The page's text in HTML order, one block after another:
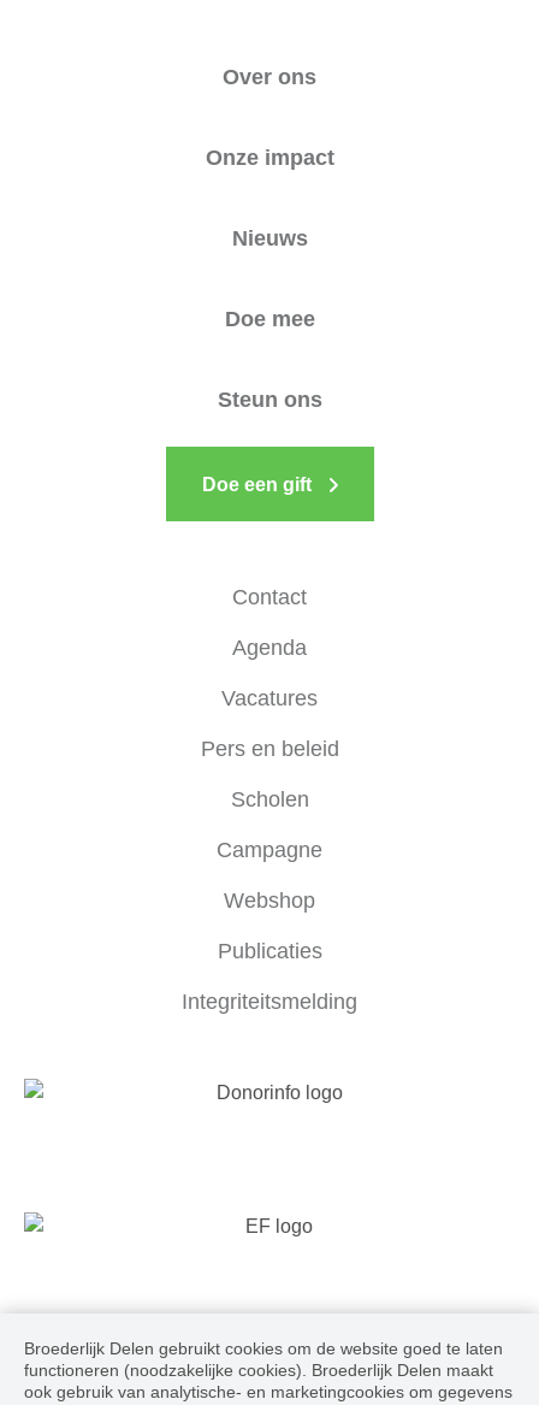
Over ons
Onze impact
Nieuws
Doe mee
Steun ons
Doe een gift
Contact
Agenda
Vacatures
Pers en beleid
Scholen
Campagne
Webshop
Publicaties
Integriteitsmelding
Volg ons
Broederlijk Delen gebruikt cookies om de website goed te laten
functioneren (noodzakelijke cookies). Broederlijk Delen maakt
ook gebruik van analytische- en marketingcookies om gegevens